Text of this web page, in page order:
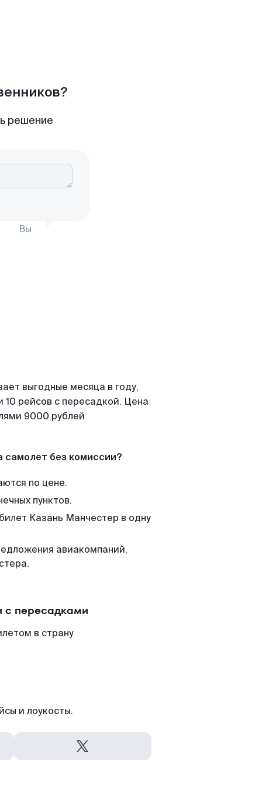
решение
Вы
выгодные месяца в году,
рейсов с пересадкой. Цена
9000 рублей
самолет без комиссии?
по цене.
пунктов.
Казань Манчестер в одну
авиакомпаний,
с пересадками
в страну
и лоукосты.